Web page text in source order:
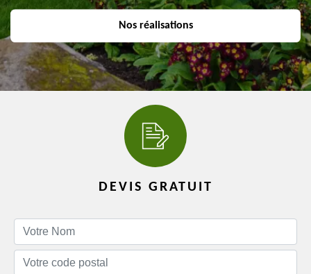
Nos réalisations
DEVIS GRATUIT